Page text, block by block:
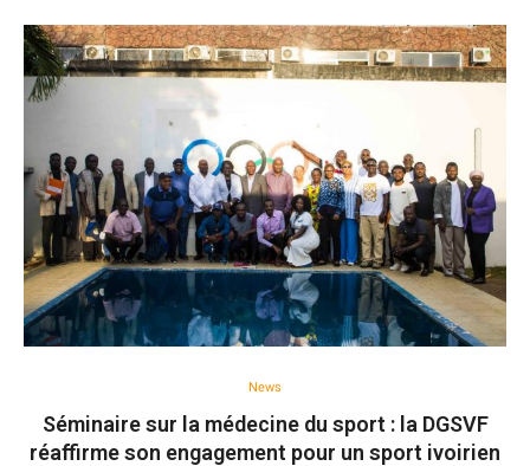
News
Séminaire sur la médecine du sport : la DGSVF
réaffirme son engagement pour un sport ivoirien